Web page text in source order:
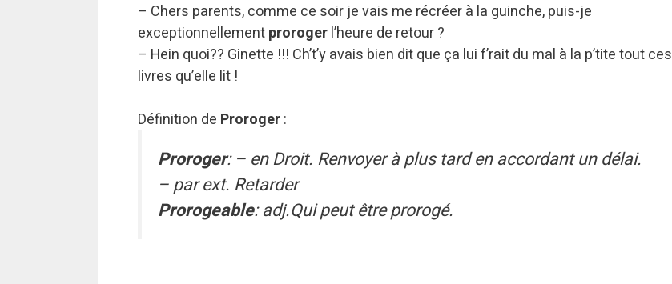
– Chers parents, comme ce soir je vais me récréer à la guinche, puis-je
exceptionnellementprorogerl’heure de retour ?
– Hein quoi?? Ginette !!! Ch’t’y avais bien dit que ça lui f’rait du mal à la p’tite tout ces
livres qu’elle lit !
Définition de Proroger:
Proroger: – en Droit. Renvoyer à plus tard en accordant un délai.
– par ext. Retarder
Prorogeable: adj.Qui peut être prorogé.